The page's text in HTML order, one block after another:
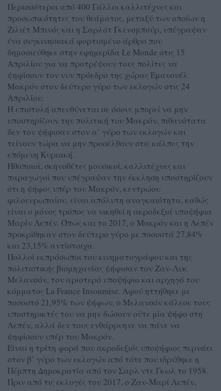
Περισσότεροι από 400 Γάλλοι καλλιτέχνες και
προσωπικότητες του θεάματος, μεταξύ των οποίων η
Ζιλιέτ Μπινός και η Σαρλότ Γκενσμπούρ, υπέγραψαν
ένα συγκινησιακά φορτισμένο άρθρο που
δημοσιεύθηκε στην εφημερίδα Le Monde στις 15
Απριλίου για να προτρέψουν τους πολίτες να
ψηφίσουν τον νυν πρόεδρο της χώρας Εμανουέλ
Μακρόν στον δεύτερο γύρο των εκλογών στις 24
Απριλίου.
Η επιστολή απευθύνεται σε όσους μπορεί να μην
υποστηρίζουν την πολιτική του Μακρόν, πιθανότατα
δεν τον ψήφισαν στον α’ γύρο των εκλογών και
τείνουν τώρα να μην προσέλθουν στις κάλπες την
επόμενη Κυριακή.
Ηθοποιοί, σκηνοθέτες μουσικοί, καλλιτέχνες και
παραγωγοί που υπέγραψαν την έκκληση υποστηρίζουν
ότι η ψήφος υπέρ του Μακρόν, κεντρώου
φιλοευρωπαίου, είναι απόλυτη αναγκαιότητα, καθώς
είναι ο μόνος τρόπος να νικηθεί η ακροδεξιά υποψήφια
Μαρίν Λεπέν. Όπως και το 2017, ο Μακρόν και η Λεπέν
προκρίθηκαν στον δεύτερο γύρο με ποσοστά 27,84%
και 23,15% αντίστοιχα.
Πολλοί εκπρόσωποι του κινηματογράφου και της
πολιτιστικής βιομηχανίας ψήφισαν τον Ζαν-Λυκ
Μελανσόν, τον αριστερό υποψήφιο και αρχηγό του
κόμματος La France Insoumise. Αφού ηττήθηκε με
ποσοστό 21,95% των ψήφων, ο Μελανσόν κάλεσε τους
υποστηρικτές του να μην δώσουν ούτε μία ψήφο στη
Λεπέν, αλλά δεν τους ενθάρρυηνε να πάνε να
ψηφίσουν υπέρ του Μακρόν.
Είναι η τρίτη φορά που ακροδεξιός υποψήφιος περνάει
στον β’ γύρο των εκλογών από τότε που ιδρύθηκε η
Πέμπτη Δημοκρατία από τον Σαρλ ντε Γκωλ το 1958.
Πριν από τις εκλογές του 2017, ο Ζαν-Μαρί Λεπέν,